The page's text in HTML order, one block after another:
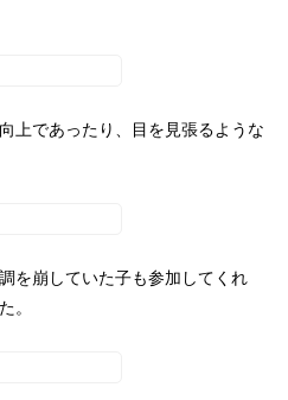
上であったり、目を見張るような
を崩していた子も参加してくれ
。